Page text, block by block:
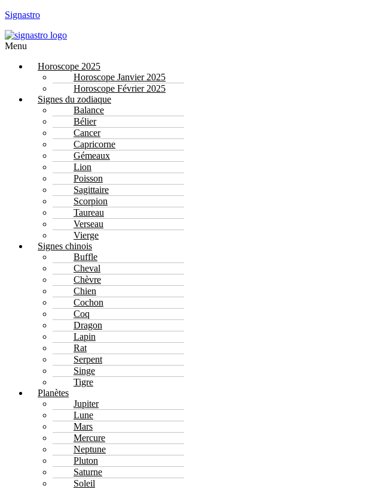
Signastro
Menu
Horoscope 2025
Horoscope Janvier 2025
Horoscope Février 2025
Signes du zodiaque
Balance
Bélier
Cancer
Capricorne
Gémeaux
Lion
Poisson
Sagittaire
Scorpion
Taureau
Verseau
Vierge
Signes chinois
Buffle
Cheval
Chèvre
Chien
Cochon
Coq
Dragon
Lapin
Rat
Serpent
Singe
Tigre
Planètes
Jupiter
Lune
Mars
Mercure
Neptune
Pluton
Saturne
Soleil